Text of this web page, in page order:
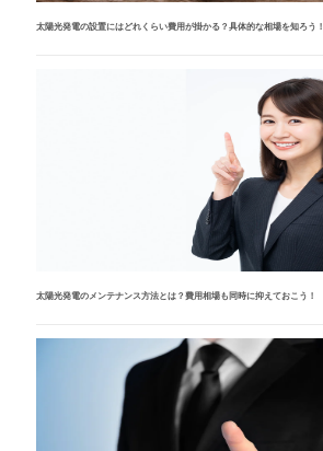
太陽光発電の設置にはどれくらい費用が掛かる？具体的な相場を知ろう！
太陽光発電のメンテナンス方法とは？費用相場も同時に抑えておこう！